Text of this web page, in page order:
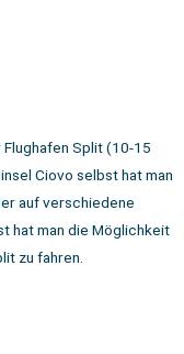
Split (10-15
Ciovo selbst hat man
auf verschiedene
hat man die Möglichkeit
zu fahren.